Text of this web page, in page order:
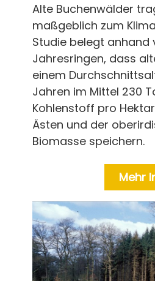
Alte Buchenwälder
maßgeblich zum
Studie belegt anhand
Jahresringen, dass
einem
Jahren im Mittel 230
Kohlenstoff pro
Ästen und der
Biomasse speichern.
Mehr